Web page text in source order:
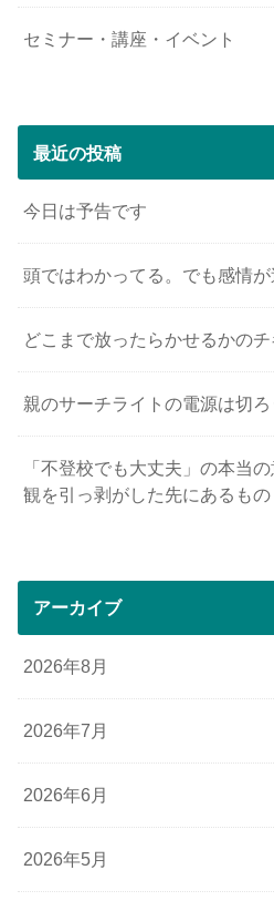
セミナー・講座・イベント
最近の投稿
今日は予告です
頭ではわかってる。でも感情
どこまで放ったらかせるかのチ
親のサーチライトの電源は切ろ
「不登校でも大丈夫」の本当
観を引っ剥がした先にあるもの
アーカイブ
2026年8月
2026年7月
2026年6月
2026年5月